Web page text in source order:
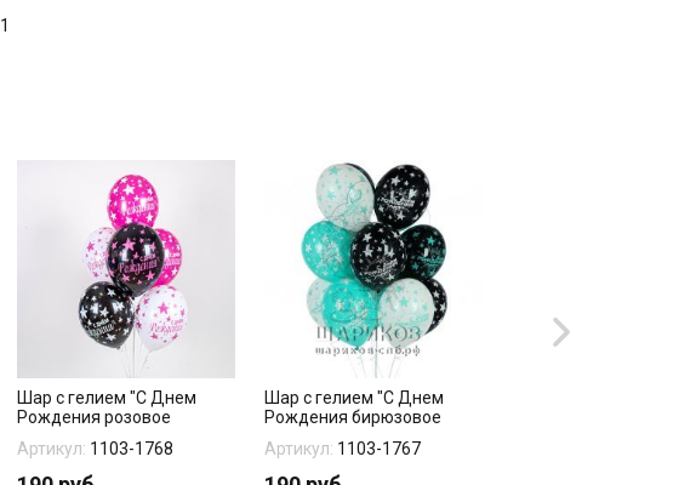
1
Шар с гелием "С Днем
Рождения розовое
Артикул: 1103-1768
Шар с гелием "С Днем
Рождения бирюзовое
Артикул: 1103-1767